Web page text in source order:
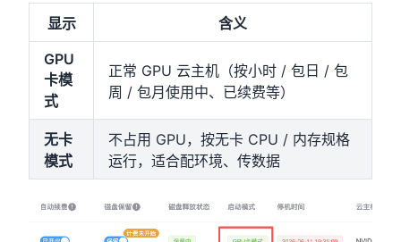
显示
含义
GPU
卡模
式
正常 GPU 云主机（按小时 / 包日 / 包
周 / 包月使用中、已续费等）
无卡
模式
不占用 GPU，按无卡 CPU / 内存规格
运行，适合配环境、传数据